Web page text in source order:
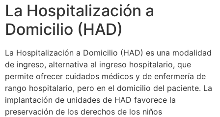
La Hospitalización a
Domicilio (HAD)
La Hospitalización a Domicilio (HAD) es una modalidad
de ingreso, alternativa al ingreso hospitalario, que
permite ofrecer cuidados médicos y de enfermería de
rango hospitalario, pero en el domicilio del paciente. La
implantación de unidades de HAD favorece la
preservación de los derechos de los niños